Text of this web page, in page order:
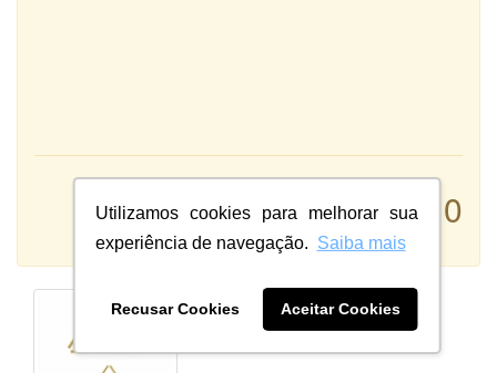
Utilizamos cookies para melhorar sua
experiência de navegação. Saiba mais
Recusar Cookies Aceitar Cookies
10
Qualidade:
Sistema: